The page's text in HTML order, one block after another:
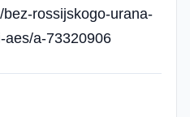
rossijskogo-urana-
aes/a-73320906